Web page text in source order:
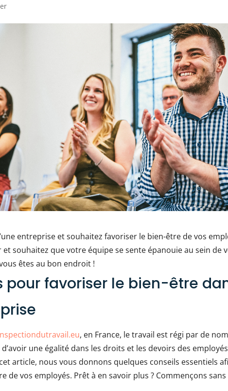
entreprise et souhaitez favoriser le bien-être de vos
et souhaitez que votre équipe se sente épanouie au sein de
êtes au bon endroit !
pour favoriser le bien-être
, en France, le travail est régi par de
une égalité dans les droits et les devoirs des
article, nous vous donnons quelques conseils essentiels
de vos employés. Prêt à en savoir plus ? Commençons sans